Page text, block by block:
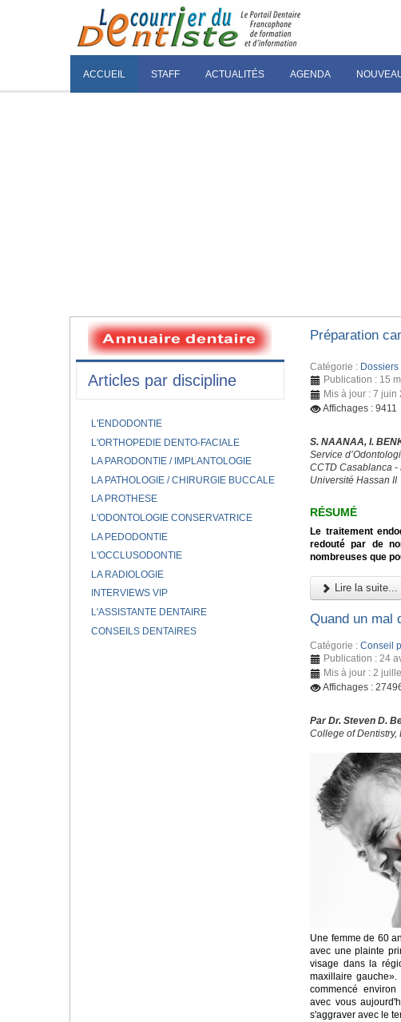
ACCUEIL STAFF ACTUALITÉS AGENDA
Préparation
Catégorie :
Publication : 15
Mis à jour : 7 juin
Affichages : 9411
S. NAANAA, I.
Service
CCTD Casablanca -
Université Hassan II
RÉSUMÉ
Le traitement
redouté par de
nombreuses que
Lire la suite...
Quand un mal
Catégorie : Conseil
Publication : 24
Mis à jour : 2
Affichages :
Par Dr. Steven D.
College of Dentistry,
Une femme de 60
avec une plainte
visage dans la
maxillaire
commencé
avec vous
s'aggraver avec le
Articles par discipline
L'ENDODONTIE
L'ORTHOPEDIE DENTO-FACIALE
LA PARODONTIE / IMPLANTOLOGIE
LA PATHOLOGIE / CHIRURGIE BUCCALE
LA PROTHESE
L'ODONTOLOGIE CONSERVATRICE
LA PEDODONTIE
L'OCCLUSODONTIE
LA RADIOLOGIE
INTERVIEWS VIP
L'ASSISTANTE DENTAIRE
CONSEILS DENTAIRES